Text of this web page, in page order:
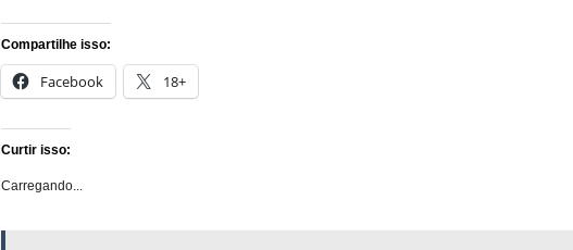
Compartilhe isso:
Facebook 18+
Curtir isso:
Carregando...